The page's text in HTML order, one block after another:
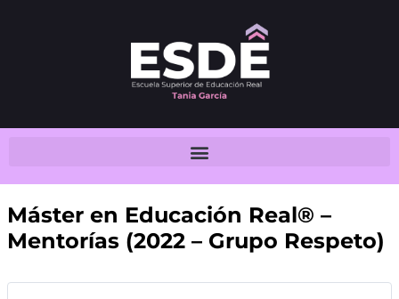
Máster en Educación Real® –
Mentorías (2022 – Grupo Respeto)